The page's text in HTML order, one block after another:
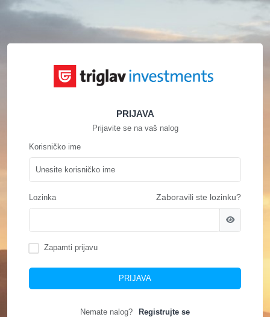
PRIJAVA
Prijavite se na vaš nalog
Korisničko ime
Zaboravili ste lozinku?
Lozinka
Zapamti prijavu
PRIJAVA
Nemate nalog? Registrujte se